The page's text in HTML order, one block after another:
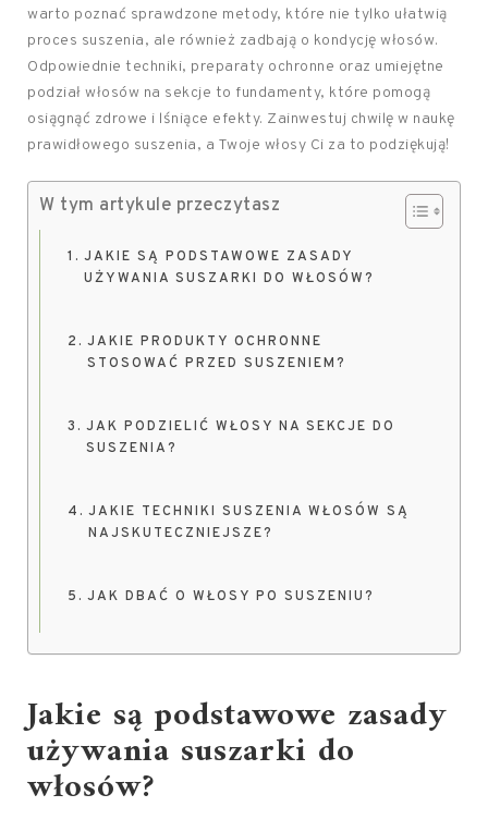
warto poznać sprawdzone metody, które nie tylko ułatwią
proces suszenia, ale również zadbają o kondycję włosów.
Odpowiednie techniki, preparaty ochronne oraz umiejętne
podział włosów na sekcje to fundamenty, które pomogą
osiągnąć zdrowe i lśniące efekty. Zainwestuj chwilę w naukę
prawidłowego suszenia, a Twoje włosy Ci za to podziękują!
W tym artykule przeczytasz
JAKIE SĄ PODSTAWOWE ZASADY
UŻYWANIA SUSZARKI DO WŁOSÓW?
JAKIE PRODUKTY OCHRONNE
STOSOWAĆ PRZED SUSZENIEM?
JAK PODZIELIĆ WŁOSY NA SEKCJE DO
SUSZENIA?
JAKIE TECHNIKI SUSZENIA WŁOSÓW SĄ
NAJSKUTECZNIEJSZE?
JAK DBAĆ O WŁOSY PO SUSZENIU?
Jakie są podstawowe zasady
używania suszarki do
włosów?